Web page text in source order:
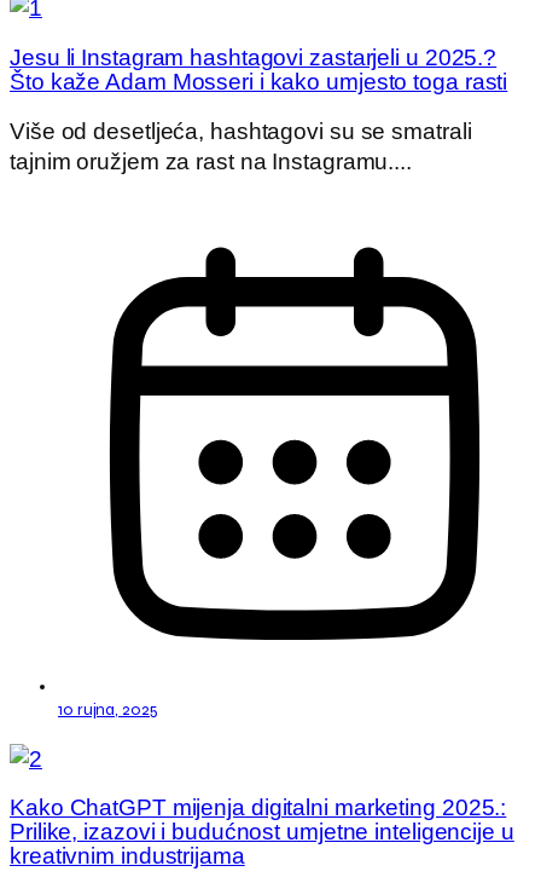
Jesu li Instagram hashtagovi zastarjeli u 2025.?
Što kaže Adam Mosseri i kako umjesto toga rasti
Više od desetljeća, hashtagovi su se smatrali
tajnim oružjem za rast na Instagramu....
10 rujna, 2025
Kako ChatGPT mijenja digitalni marketing 2025.:
Prilike, izazovi i budućnost umjetne inteligencije u
kreativnim industrijama